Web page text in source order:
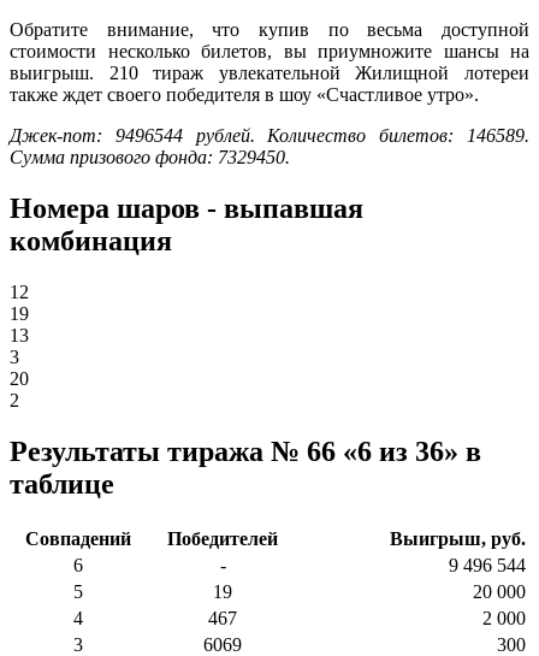
Обратите внимание, что купив по весьма доступной
стоимости несколько билетов, вы приумножите шансы на
выигрыш. 210 тираж увлекательной Жилищной лотереи
также ждет своего победителя в шоу «Счастливое утро».
Джек-пот: 9496544 рублей. Количество билетов: 146589.
Сумма призового фонда: 7329450.
Номера шаров - выпавшая
комбинация
12
19
13
3
20
2
Результаты тиража № 66 «6 из 36» в
таблице
Совпадений Победителей
Выигрыш, руб.
6
-
9 496 544
5
19
20 000
4
467
2 000
3
6069
300